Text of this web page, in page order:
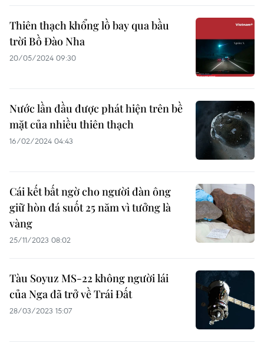
Thiên thạch khổng lồ bay qua bầu
trời Bồ Đào Nha
20/05/2024 09:30
Nước lần đầu được phát hiện trên bề
mặt của nhiều thiên thạch
16/02/2024 04:43
Cái kết bất ngờ cho người đàn ông
giữ hòn đá suốt 25 năm vì tưởng là
vàng
25/11/2023 08:02
Tàu Soyuz MS-22 không người lái
của Nga đã trở về Trái Đất
28/03/2023 15:07